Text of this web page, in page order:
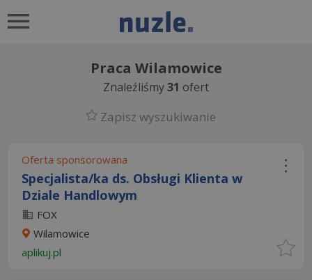
Praca Wilamowice
Znaleźliśmy31 ofert
Zapisz wyszukiwanie
Oferta sponsorowana
Specjalista/ka ds. Obsługi Klienta w
Dziale Handlowym
FOX
Wilamowice
aplikuj.pl